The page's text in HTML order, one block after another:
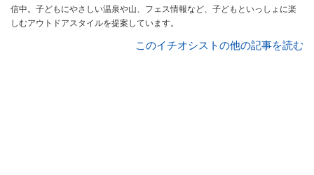
信中。子どもにやさしい温泉や山、フェス情報など、子どもといっしょに楽
しむアウトドアスタイルを提案しています。
このイチオシストの他の記事を読む